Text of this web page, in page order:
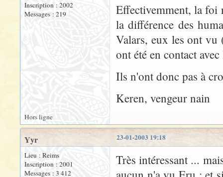
Inscription : 2002
Messages : 219
Effectivemment, la foi
la différence des
Valars, eux les ont vu
ont été en contact
Ils n'ont donc pas à
Keren, vengeur nain
Hors ligne
23-01-2003 19:18
Yyr
Lieu : Reims
Inscription : 2001
Messages : 3 412
Très intéressant ...